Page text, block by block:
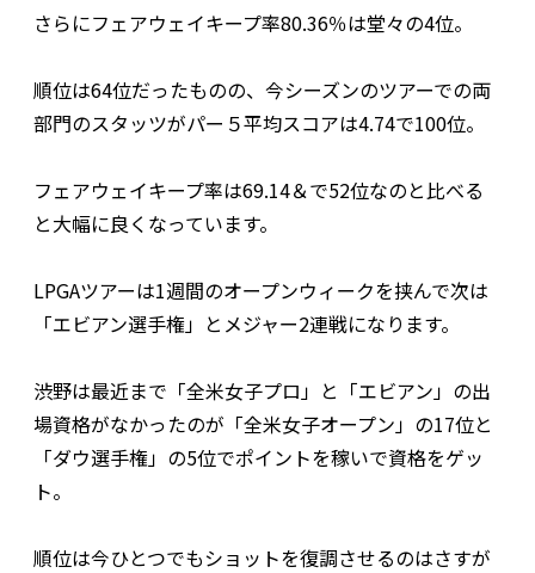
さらにフェアウェイキープ率80.36％は堂々の4位。
順位は64位だったものの、今シーズンのツアーでの両
部門のスタッツがパー５平均スコアは4.74で100位。
フェアウェイキープ率は69.14＆で52位なのと比べる
と大幅に良くなっています。
LPGAツアーは1週間のオープンウィークを挟んで次は
「エビアン選手権」とメジャー2連戦になります。
渋野は最近まで「全米女子プロ」と「エビアン」の出
場資格がなかったのが「全米女子オープン」の17位と
「ダウ選手権」の5位でポイントを稼いで資格をゲッ
ト。
順位は今ひとつでもショットを復調させるのはさすが